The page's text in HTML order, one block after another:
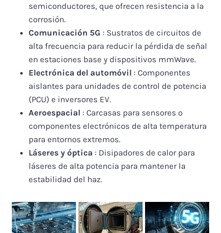
semiconductores, que ofrecen resistencia a la
corrosión.
Comunicación 5G : Sustratos de circuitos de
alta frecuencia para reducir la pérdida de señal
en estaciones base y dispositivos mmWave.
Electrónica del automóvil : Componentes
aislantes para unidades de control de potencia
(PCU) e inversores EV.
Aeroespacial : Carcasas para sensores o
componentes electrónicos de alta temperatura
para entornos extremos.
Láseres y óptica : Disipadores de calor para
láseres de alta potencia para mantener la
estabilidad del haz.